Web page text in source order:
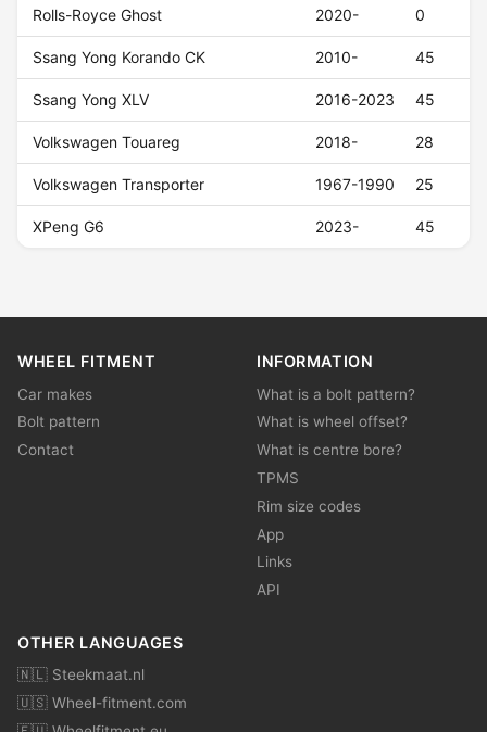
Rolls-Royce Ghost 2020- 0
Ssang Yong Korando CK 2010- 45
Ssang Yong XLV 2016-2023 45
Volkswagen Touareg 2018- 28
Volkswagen Transporter 1967-1990 25
XPeng G6 2023- 45
WHEEL FITMENT
Car makes
Bolt pattern
Contact
INFORMATION
What is a bolt pattern?
What is wheel offset?
What is centre bore?
TPMS
Rim size codes
App
Links
API
OTHER LANGUAGES
🇳🇱 Steekmaat.nl
🇺🇸 Wheel-fitment.com